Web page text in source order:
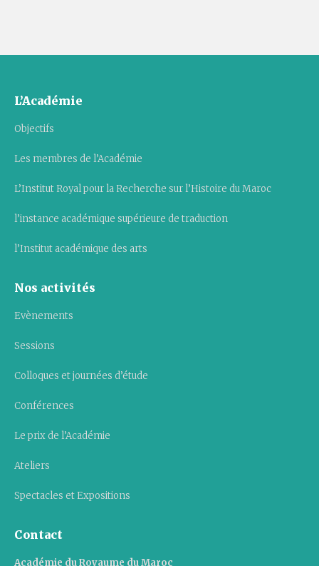
L’Académie
Objectifs
Les membres de l’Académie
L’Institut Royal pour la Recherche sur l’Histoire du Maroc
l’instance académique supérieure de traduction
l’Institut académique des arts
Nos activités
Evènements
Sessions
Colloques et journées d’étude
Conférences
Le prix de l’Académie
Ateliers
Spectacles et Expositions
Contact
Académie du Royaume du Maroc